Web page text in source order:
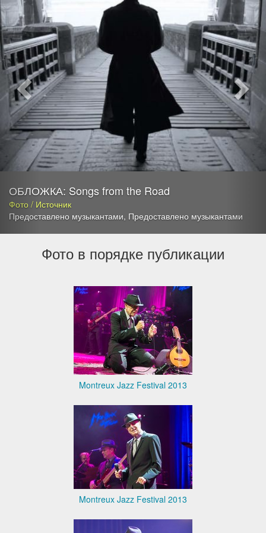
ОБЛОЖКА: Songs from the Road
Фото / Источник
Предоставлено музыкантами, Предоставлено музыкантами
Фото в порядке публикации
Montreux Jazz Festival 2013
Montreux Jazz Festival 2013